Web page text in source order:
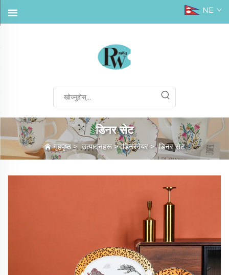
NE
डिनर सेट
गृहपृष्ठ>उत्पादनहरू >डिनरवेयर >डिनर सेट